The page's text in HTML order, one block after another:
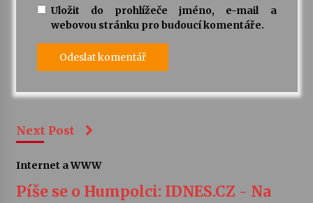
Uložit do prohlížeče jméno, e-mail a
webovou stránku pro budoucí komentáře.
Next Post
Internet a WWW
Píše se o Humpolci: IDNES.CZ - Na